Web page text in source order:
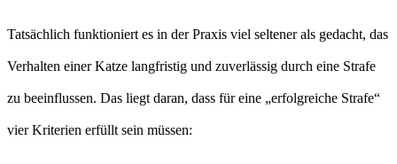
Tatsächlich funktioniert es in der Praxis viel seltener als gedacht, das
Verhalten einer Katze langfristig und zuverlässig durch eine Strafe
zu beeinflussen. Das liegt daran, dass für eine „erfolgreiche Strafe“
vier Kriterien erfüllt sein müssen: